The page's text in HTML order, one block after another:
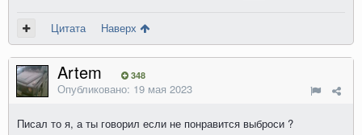
Цитата Наверх
Artem 348
Опубликовано: 19 мая 2023
Писал то я, а ты говорил если не понравится выброси ?